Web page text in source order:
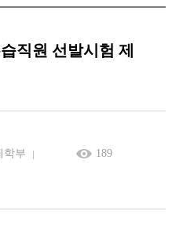
직원 선발시험 제
학부 189